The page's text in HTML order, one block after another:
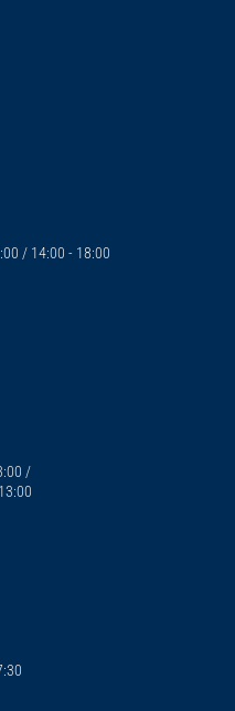
/ 14:00 - 18:00
/